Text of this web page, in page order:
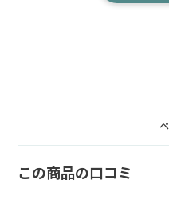
この商品の口コミ